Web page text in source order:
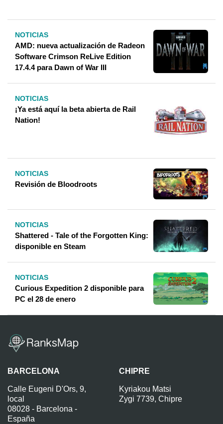
NOTICIAS
AMD: nueva actualización de Radeon
Software Crimson ReLive Edition
17.4.4 para Dawn of War III
NOTICIAS
¡Ya está aquí la beta abierta de Rail
Nation!
NOTICIAS
Revisión de Bloodroots
NOTICIAS
Shattered - Tale of the Forgotten King:
disponible en Steam
NOTICIAS
Curious Expedition 2 disponible para
PC el 28 de enero
BARCELONA
Calle Eugeni D'Ors, 9,
local
08028 - Barcelona -
España
CHIPRE
Kyriakou Matsi
Zygi 7739, Chipre